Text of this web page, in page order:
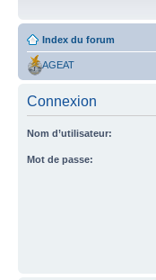
Index du forum
AGEAT
Connexion
Nom d’utilisateur:
Mot de passe: